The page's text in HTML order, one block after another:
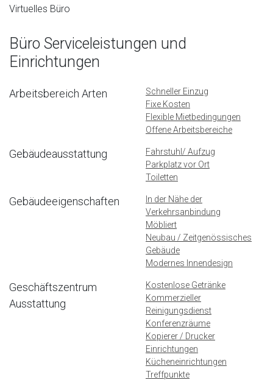
Virtuelles Büro
Büro Serviceleistungen und
Einrichtungen
Arbeitsbereich Arten
Schneller Einzug
Fixe Kosten
Flexible Mietbedingungen
Offene Arbeitsbereiche
Gebäudeausstattung
Fahrstuhl/ Aufzug
Parkplatz vor Ort
Toiletten
Gebäudeeigenschaften
In der Nähe der
Verkehrsanbindung
Möbliert
Neubau / Zeitgenössisches
Gebäude
Modernes Innendesign
Geschäftszentrum
Ausstattung
Kostenlose Getränke
Kommerzieller
Reinigungsdienst
Konferenzräume
Kopierer / Drucker
Einrichtungen
Kücheneinrichtungen
Treffpunkte